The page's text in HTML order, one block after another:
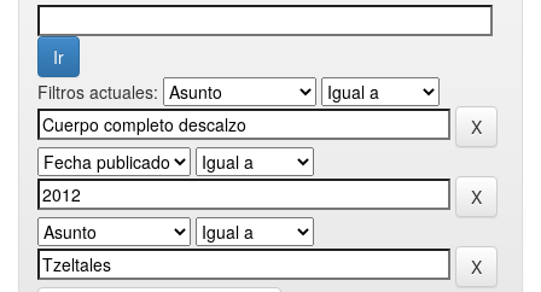
Filtros actuales: